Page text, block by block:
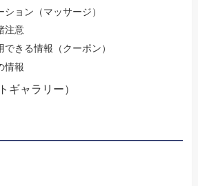
ション（マッサージ）
注意
できる情報（クーポン）
情報
ギャラリー）